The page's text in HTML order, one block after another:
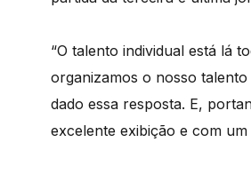
“O talento individual está lá
organizamos o nosso
dado essa resposta. E,
excelente exibição e com